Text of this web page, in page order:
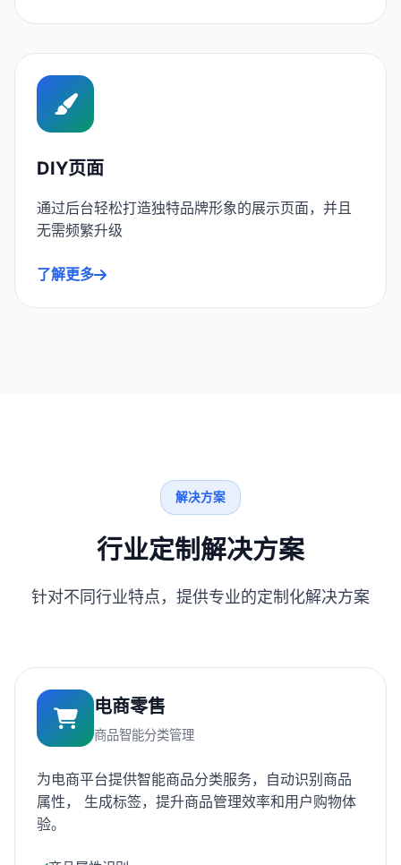
DIY页面
通过后台轻松打造独特品牌形象的展示页面，并且
无需频繁升级
了解更多
解决方案
行业定制解决方案
针对不同行业特点，提供专业的定制化解决方案
电商零售
商品智能分类管理
为电商平台提供智能商品分类服务，自动识别商品
属性， 生成标签，提升商品管理效率和用户购物体
验。